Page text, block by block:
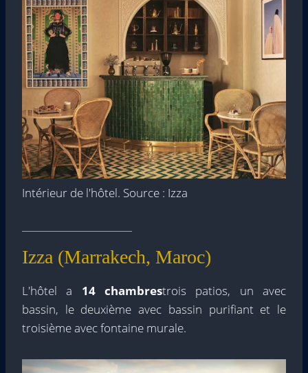
Intérieur de l'hôtel. Source : Izza
Izza (Marrakech, Maroc)
L'hôtel a 14 chambrestrois patios, un avec
bassin, le deuxième avec bassin purifiant et le
troisième avec fontaine murale.